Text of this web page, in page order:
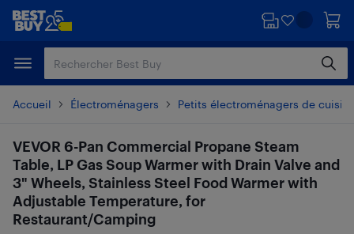
Passer
principal
Passer
Accueil Électroménagers Petits électroménagers de
VEVOR 6-Pan Commercial Propane Steam
Table, LP Gas Soup Warmer with Drain Valve and
3" Wheels, Stainless Steel Food Warmer with
Adjustable Temperature, for
Restaurant/Camping